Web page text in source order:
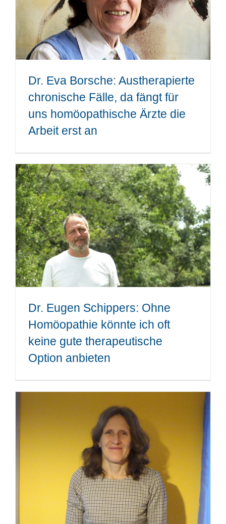
Dr. Eva Borsche: Austherapierte
chronische Fälle, da fängt für
uns homöopathische Ärzte die
Arbeit erst an
Dr. Eugen Schippers: Ohne
Homöopathie könnte ich oft
keine gute therapeutische
Option anbieten